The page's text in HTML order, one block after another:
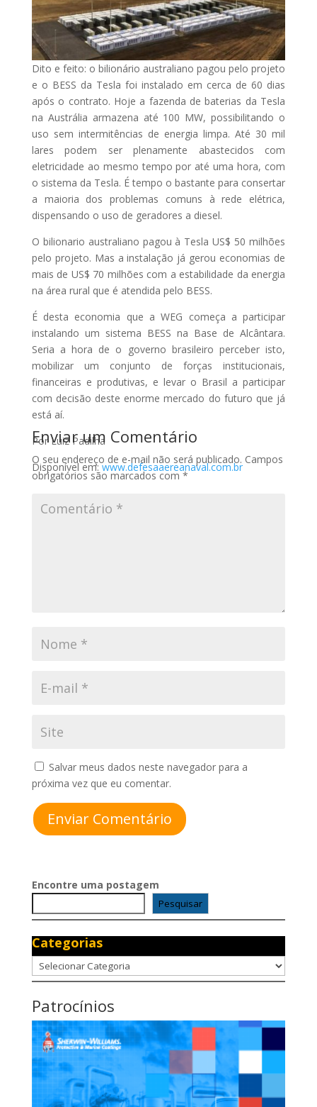
Dito e feito: o bilionário australiano pagou pelo projeto
e o BESS da Tesla foi instalado em cerca de 60 dias
após o contrato. Hoje a fazenda de baterias da Tesla
na Austrália armazena até 100 MW, possibilitando o
uso sem intermitências de energia limpa. Até 30 mil
lares podem ser plenamente abastecidos com
eletricidade ao mesmo tempo por até uma hora, com
o sistema da Tesla. É tempo o bastante para consertar
a maioria dos problemas comuns à rede elétrica,
dispensando o uso de geradores a diesel.
O bilionario australiano pagou à Tesla US$ 50 milhões
pelo projeto. Mas a instalação já gerou economias de
mais de US$ 70 milhões com a estabilidade da energia
na área rural que é atendida pelo BESS.
É desta economia que a WEG começa a participar
instalando um sistema BESS na Base de Alcântara.
Seria a hora de o governo brasileiro perceber isto,
mobilizar um conjunto de forças institucionais,
financeiras e produtivas, e levar o Brasil a participar
com decisão deste enorme mercado do futuro que já
está aí.
Por Luiz Padilha
Disponível em:www.defesaaereanaval.com.br
Enviar um Comentário
O seu endereço de e-mail não será publicado. Campos
obrigatórios são marcados com *
Salvar meus dados neste navegador para a
próxima vez que eu comentar.
Enviar Comentário
Encontre uma postagem
Pesquisar
Categorias
Categorias
Patrocínios